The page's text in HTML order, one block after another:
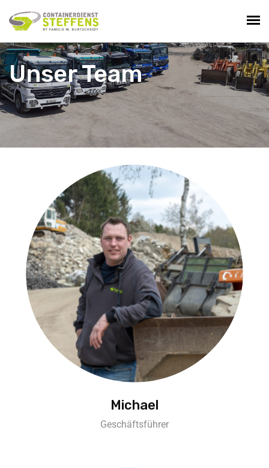
Unser Team
Michael
Geschäftsführer